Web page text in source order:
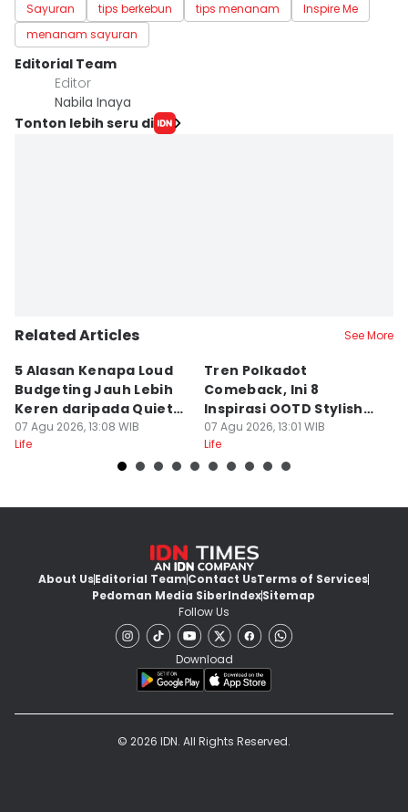
Sayuran tips berkebun tips menanam
Inspire Me
menanam sayuran
Editorial Team
Editor
Nabila Inaya
Tonton lebih seru di
Related Articles See More
5 Alasan Kenapa Loud
Budgeting Jauh Lebih
Keren daripada Quiet
Luxury
07 Agu 2026, 13:08 WIB
Life
Tren Polkadot
Comeback, Ini 8
Inspirasi OOTD Stylish
ala Inas Rana
07 Agu 2026, 13:01 WIB
Life
About UsEditorial TeamContact UsTerms of Services
Pedoman Media SiberIndexSitemap
Follow Us
Download
© 2026 IDN. All Rights Reserved.